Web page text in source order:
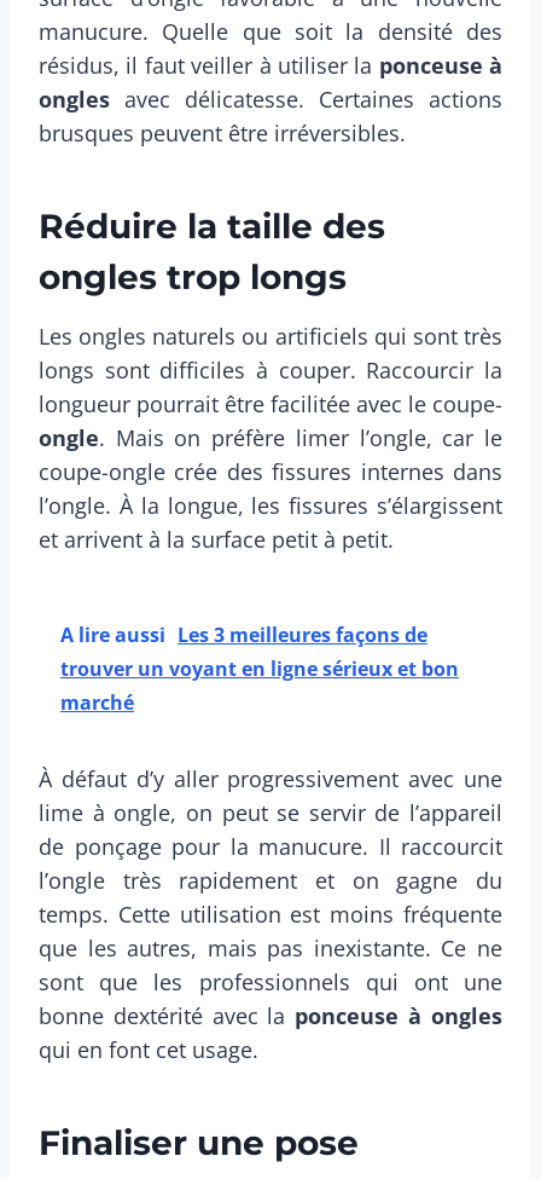
manucure. Quelle que soit la densité des
résidus, il faut veiller à utiliser la ponceuse à
ongles avec délicatesse. Certaines actions
brusques peuvent être irréversibles.
Réduire la taille des
ongles trop longs
Les ongles naturels ou artificiels qui sont très
longs sont difficiles à couper. Raccourcir la
longueur pourrait être facilitée avec le coupe-
ongle. Mais on préfère limer l’ongle, car le
coupe-ongle crée des fissures internes dans
l’ongle. À la longue, les fissures s’élargissent
et arrivent à la surface petit à petit.
A lire aussi Les 3 meilleures façons de
trouver un voyant en ligne sérieux et bon
marché
À défaut d’y aller progressivement avec une
lime à ongle, on peut se servir de l’appareil
de ponçage pour la manucure. Il raccourcit
l’ongle très rapidement et on gagne du
temps. Cette utilisation est moins fréquente
que les autres, mais pas inexistante. Ce ne
sont que les professionnels qui ont une
bonne dextérité avec la ponceuse à ongles
qui en font cet usage.
Finaliser une pose